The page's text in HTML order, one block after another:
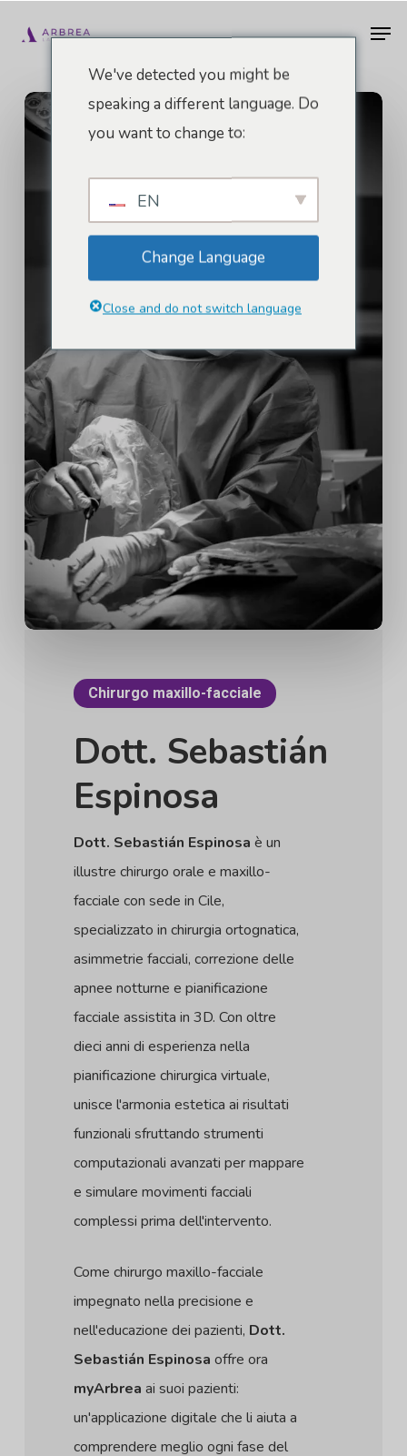
principale
Chirurgo maxillo-facciale
Dott. Sebastián
Espinosa
Dott. Sebastián Espinosa è un
illustre chirurgo orale e maxillo-
facciale con sede in Cile,
specializzato in chirurgia ortognatica,
asimmetrie facciali, correzione delle
apnee notturne e pianificazione
facciale assistita in 3D. Con oltre
dieci anni di esperienza nella
pianificazione chirurgica virtuale,
unisce l'armonia estetica ai risultati
funzionali sfruttando strumenti
computazionali avanzati per mappare
e simulare movimenti facciali
complessi prima dell'intervento.
Come chirurgo maxillo-facciale
impegnato nella precisione e
nell'educazione dei pazienti, Dott.
Sebastián Espinosa offre ora
myArbrea ai suoi pazienti:
un'applicazione digitale che li aiuta a
comprendere meglio ogni fase del
We've detected you might be
speaking a different language. Do
you want to change to:
EN
Change Language
Close and do not switch language